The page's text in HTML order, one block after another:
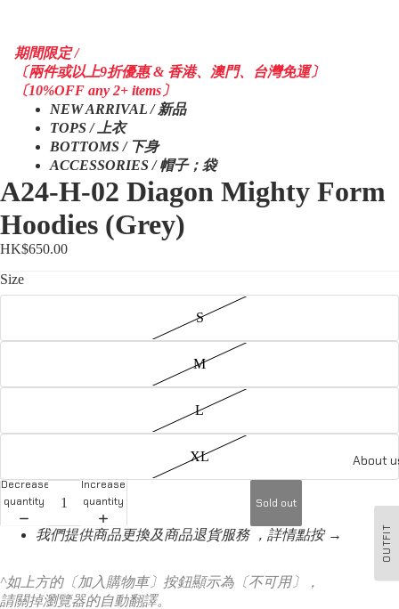
About
OUTFIT
期間限定 /
〔兩件或以上9折優惠 & 香港、澳門、台灣免運〕
〔10%OFF any 2+ items〕
NEW ARRIVAL / 新品
TOPS / 上衣
BOTTOMS / 下身
ACCESSORIES / 帽子；袋
A24-H-02 Diagon Mighty Form
Hoodies (Grey)
HK$650.00
Size
S
M
L
XL
Decrease
quantity
Increase
quantity
Sold out
我們提供商品更換及商品退貨服務 ，詳情點按 →
^如上方的〔加入購物車〕按鈕顯示為〔不可用〕，
請關掉瀏覽器的自動翻譯。